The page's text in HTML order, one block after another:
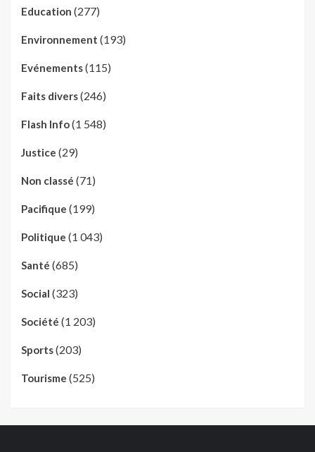
Education (277)
Environnement (193)
Evénements(115)
Faits divers(246)
Flash Info(1 548)
Justice (29)
Non classé (71)
Pacifique (199)
Politique (1 043)
Santé (685)
Social (323)
Société (1 203)
Sports(203)
Tourisme (525)